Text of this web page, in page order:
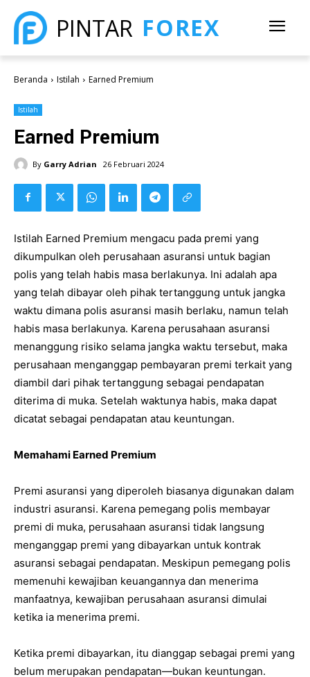
PINTAR FOREX
Beranda Istilah Earned Premium
Istilah
Earned Premium
By Garry Adrian 26 Februari 2024
Istilah Earned Premium mengacu pada premi yang
dikumpulkan oleh perusahaan asuransi untuk bagian
polis yang telah habis masa berlakunya. Ini adalah apa
yang telah dibayar oleh pihak tertanggung untuk jangka
waktu dimana polis asuransi masih berlaku, namun telah
habis masa berlakunya. Karena perusahaan asuransi
menanggung risiko selama jangka waktu tersebut, maka
perusahaan menganggap pembayaran premi terkait yang
diambil dari pihak tertanggung sebagai pendapatan
diterima di muka. Setelah waktunya habis, maka dapat
dicatat sebagai pendapatan atau keuntungan.
Memahami Earned Premium
Premi asuransi yang diperoleh biasanya digunakan dalam
industri asuransi. Karena pemegang polis membayar
premi di muka, perusahaan asuransi tidak langsung
menganggap premi yang dibayarkan untuk kontrak
asuransi sebagai pendapatan. Meskipun pemegang polis
memenuhi kewajiban keuangannya dan menerima
manfaatnya, kewajiban perusahaan asuransi dimulai
ketika ia menerima premi.
Ketika premi dibayarkan, itu dianggap sebagai premi yang
belum merupakan pendapatan—bukan keuntungan.